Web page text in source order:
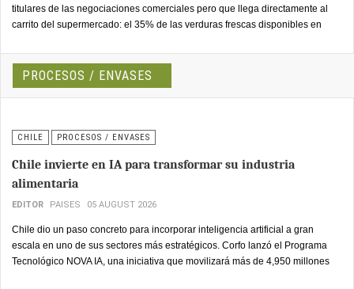
titulares de las negociaciones comerciales pero que llega directamente al
carrito del supermercado: el 35% de las verduras frescas disponibles en
suministro.
PROCESOS / ENVASES
CHILE PROCESOS / ENVASES
Chile invierte en IA para transformar su industria
alimentaria
EDITOR PAISES 05 AUGUST 2026
Chile dio un paso concreto para incorporar inteligencia artificial a gran
escala en uno de sus sectores más estratégicos. Corfo lanzó el Programa
Tecnológico NOVA IA, una iniciativa que movilizará más de 4,950 millones